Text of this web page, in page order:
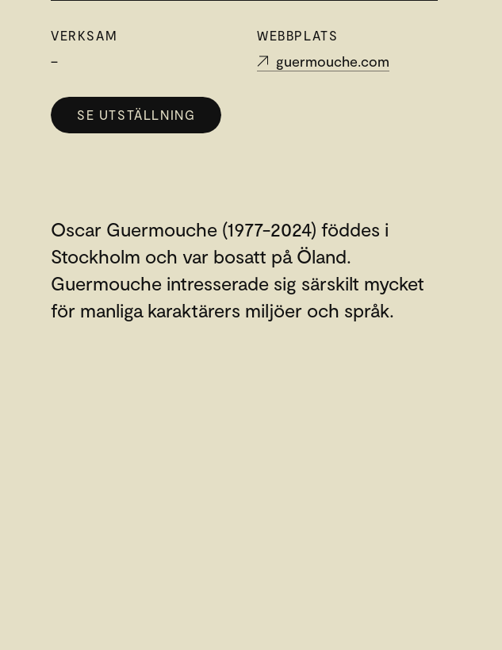
VERKSAM
–
WEBBPLATS
guermouche.com
SE UTSTÄLLNING
Oscar Guermouche (1977-2024) föddes i
Stockholm och var bosatt på Öland.
Guermouche intresserade sig särskilt mycket
för manliga karaktärers miljöer och språk.